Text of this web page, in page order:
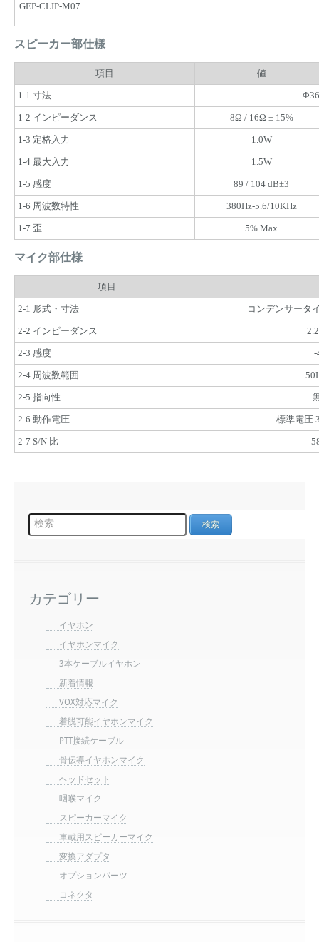
GEP-CLIP-M07
スピーカー部仕様
項目 値
1-1 寸法
1-2 インピーダンス 8Ω / 16Ω ± 15%
1-3 定格入力 1.0W
1-4 最大入力 1.5W
1-5 感度 89 / 104 dB±3
1-6 周波数特性 380Hz-5.6/10KHz
1-7 歪 5% Max
マイク部仕様
項目
2-1 形式・寸法 コンデンサータ
2-2 インピーダンス
2-3 感度 -
2-4 周波数範囲
2-5 指向性
2-6 動作電圧 標準電圧
2-7 S/N 比
カテゴリー
イヤホン
イヤホンマイク
3本ケーブルイヤホン
新着情報
VOX対応マイク
着脱可能イヤホンマイク
PTT接続ケーブル
骨伝導イヤホンマイク
ヘッドセット
咽喉マイク
スピーカーマイク
車載用スピーカーマイク
変換アダプタ
オプションパーツ
コネクタ